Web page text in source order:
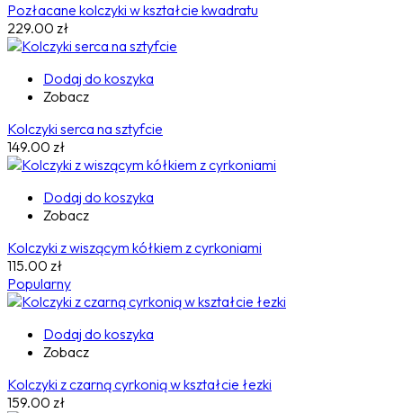
Pozłacane kolczyki w kształcie kwadratu
229.00 zł
Dodaj do koszyka
Zobacz
Kolczyki serca na sztyfcie
149.00 zł
Dodaj do koszyka
Zobacz
Kolczyki z wiszącym kółkiem z cyrkoniami
115.00 zł
Popularny
Dodaj do koszyka
Zobacz
Kolczyki z czarną cyrkonią w kształcie łezki
159.00 zł